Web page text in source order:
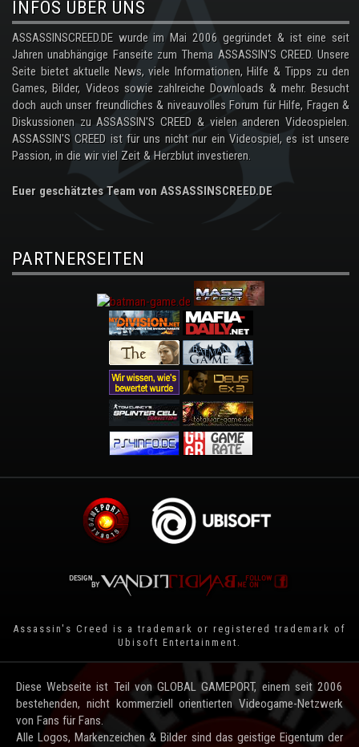
INFOS ÜBER UNS
ASSASSINSCREED.DE wurde im Mai 2006 gegründet & ist eine seit
Jahren unabhängige Fanseite zum Thema ASSASSIN'S CREED. Unsere
Seite bietet aktuelle News, viele Informationen, Hilfe & Tipps zu den
Games, Bilder, Videos sowie zahlreiche Downloads & mehr. Besucht
doch auch unser freundliches & niveauvolles Forum für Hilfe, Fragen &
Diskussionen zu ASSASSIN'S CREED & vielen anderen Videospielen.
ASSASSIN'S CREED ist für uns nicht nur ein Videospiel, es ist unsere
Passion, in die wir viel Zeit & Herzblut investieren.
Euer geschätztes Team von ASSASSINSCREED.DE
PARTNERSEITEN
Assassin's Creed is a trademark or registered trademark of
Ubisoft Entertainment .
Diese Webseite ist Teil von GLOBAL GAMEPORT, einem seit 2006
bestehenden, nicht kommerziell orientierten Videogame-Netzwerk
von Fans für Fans.
Alle Logos, Markenzeichen & Bilder sind das geistige Eigentum der